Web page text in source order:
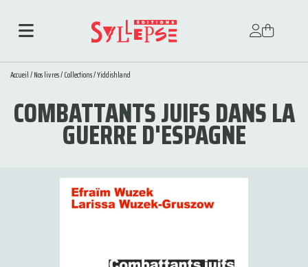
Accueil/Nos livres/Collections/Yiddishland
COMBATTANTS JUIFS DANS LA
GUERRE D'ESPAGNE